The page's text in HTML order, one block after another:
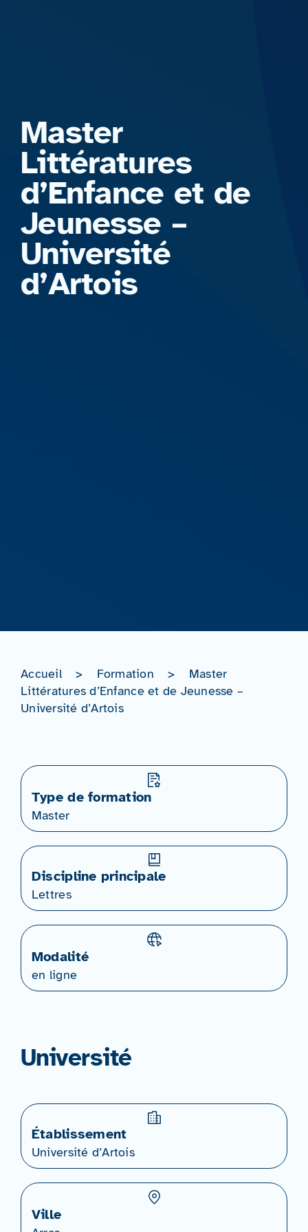
Master
Littératures
d’Enfance et de
Jeunesse –
Université
d’Artois
Accueil > Formation >
Master
Littératures d’Enfance et de Jeunesse –
Université d’Artois
Type de formation
Master
Discipline principale
Lettres
Modalité
en ligne
Université
Établissement
Université d’Artois
Ville